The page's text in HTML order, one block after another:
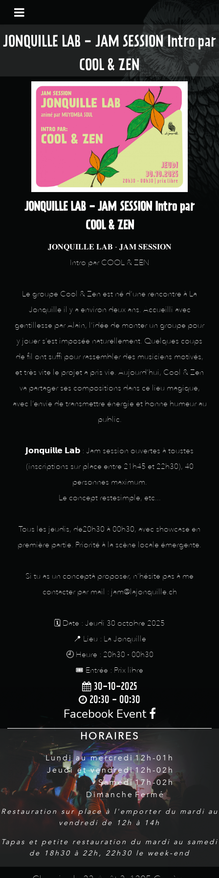
JONQUILLE LAB - JAM SESSION Intro par
COOL & ZEN
JONQUILLE LAB - JAM SESSION Intro par
COOL & ZEN
𝐉𝐎𝐍𝐐𝐔𝐈𝐋𝐋𝐄 𝐋𝐀𝐁 - 𝐉𝐀𝐌 𝐒𝐄𝐒𝐒𝐈𝐎𝐍
Intro par COOL & ZEN
Le groupe Cool & Zen est né d’une rencontre à La
Jonquille il y a environ deux ans. Accueilli avec
gentillesse par Alain, l’idée de monter un groupe pour
y jouer s’est imposée naturellement. Quelques coups
de fil ont suffi pour rassembler des musiciens motivés,
et très vite le projet a pris vie. Aujourd’hui, Cool & Zen
va partager ses compositions dans ce lieu magique,
avec l’envie de transmettre énergie et bonne humeur au
public.
𝗝𝗼𝗻𝗾𝘂𝗶𝗹𝗹𝗲 𝗟𝗮𝗯 : Jam session ouvertes à toustes
(inscriptions sur place entre 21h45 et 22h30), 40
personnes maximum.
Le concept restesimple, etc...
Tous les jeudis, de20h30 à 00h30, avec showcase en
première partie. Priorité à la scène locale émergente.
Si tu as un conceptà proposer, n’hésite pas à me
contacter par mail : jam@lajonquille.ch
🗓️ Date : Jeudi 30 octobre 2025
📍 Lieu : La Jonquille
🕘 Heure : 20h30 - 00h30
🎟️ Entrée : Prix libre
30-10-2025
20:30 - 00:30
Facebook Event
HORAIRES
Lundi au mercredi
Jeudi et vendredi
Samedi
Dimanche
12h-01h
12h-02h
17h-02h
Fermé
Restauration sur place à l'emporter du mardi au
vendredi de 12h à 14h
Tapas et petite restauration du mardi au samedi
de 18h30 à 22h, 22h30 le week-end